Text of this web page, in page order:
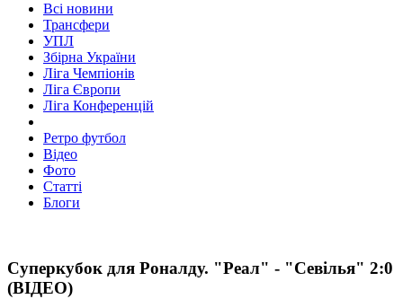
Всі новини
Трансфери
УПЛ
Збірна України
Ліга Чемпіонів
Ліга Європи
Ліга Конференцій
Ретро футбол
Відео
Фото
Статті
Блоги
Суперкубок для Роналду. "Реал" - "Севілья" 2:0
(ВІДЕО)